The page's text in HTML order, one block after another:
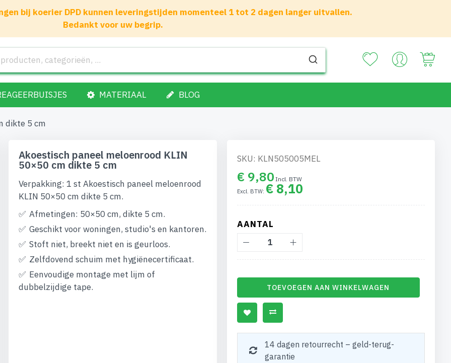
bij koerier DPD kunnen leveringstijden momenteel 1 tot 2 dagen langer uitvallen.
Bedankt voor uw begrip.
MATERIAAL BLOG
dikte 5 cm
Akoestisch paneel meloenrood KLIN
50×50 cm dikte 5 cm
Verpakking: 1 st Akoestisch paneel meloenrood
KLIN 50×50 cm dikte 5 cm.
Afmetingen: 50×50 cm, dikte 5 cm.
Geschikt voor woningen, studio's en kantoren.
Stoft niet, breekt niet en is geurloos.
Zelfdovend schuim met hygiënecertificaat.
Eenvoudige montage met lijm of
dubbelzijdige tape.
SKU: KLN505005MEL
€ 9,80
€ 8,10
AANTAL
TOEVOEGEN AAN WINKELWAGEN
14 dagen retourrecht – geld-terug-
garantie